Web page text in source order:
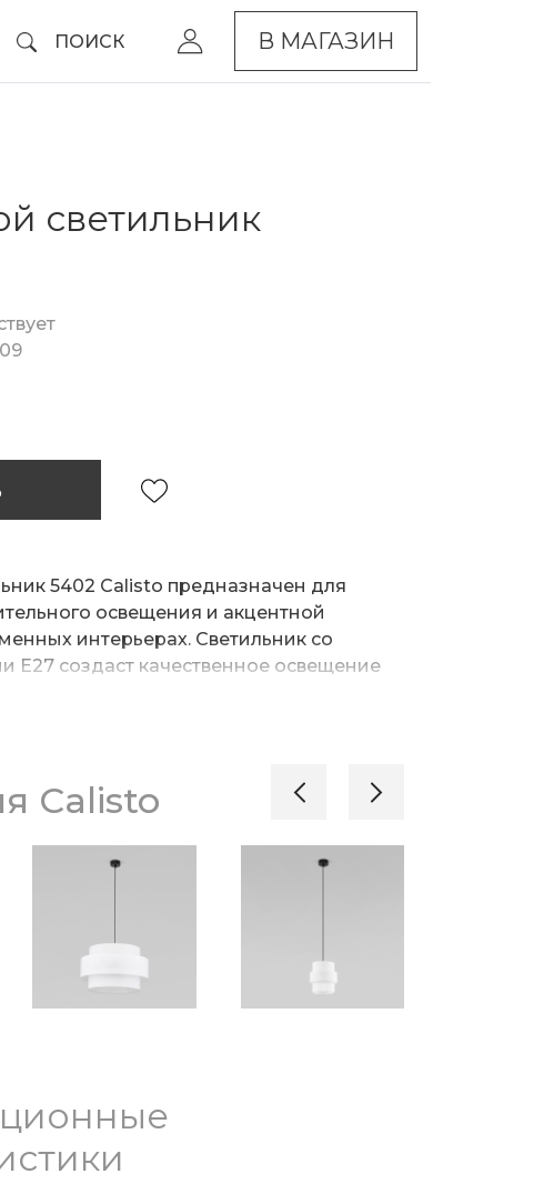
ПОИСК В МАГАЗИН
светильник
5402 Calisto предназначен для
освещения и акцентной
интерьерах. Светильник со
E27 создаст качественное освещение
других местах.
просто устанавливается на
Calisto